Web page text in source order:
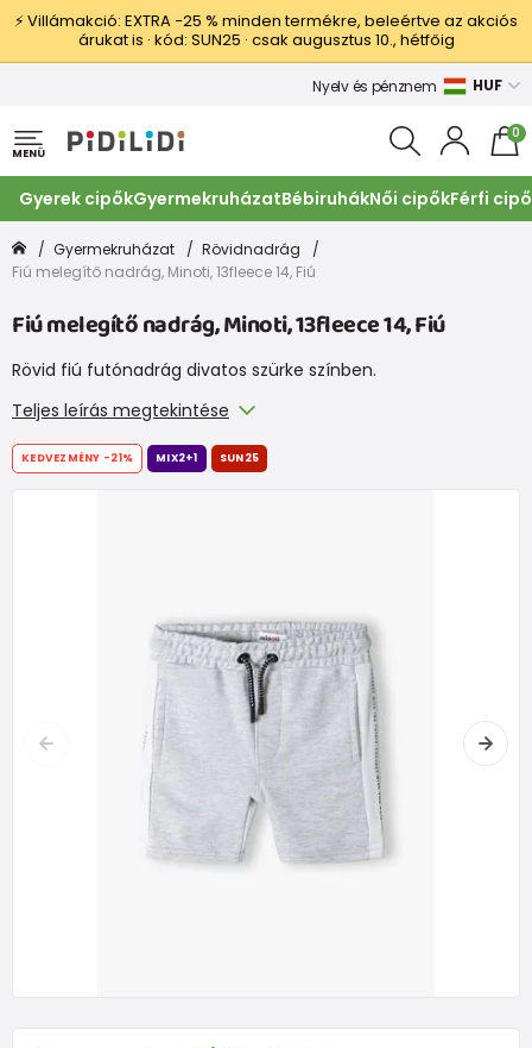
⚡ Villámakció: EXTRA −25 % minden termékre, beleértve az akciós
árukat is · kód: SUN25 · csak augusztus 10., hétfőig
Nyelv és pénznem HUF
MENÜ
0
Gyerek cipőkGyermekruházatBébiruhákNői cipőkFérfi
Gyermekruházat
Rövidnadrág
Fiú melegítő nadrág, Minoti, 13fleece 14, Fiú
Fiú melegítő nadrág, Minoti, 13fleece 14, Fiú
Rövid fiú futónadrág divatos szürke színben.
Teljes leírás megtekintése
KEDVEZMÉNY -21% MIX2+1 SUN25